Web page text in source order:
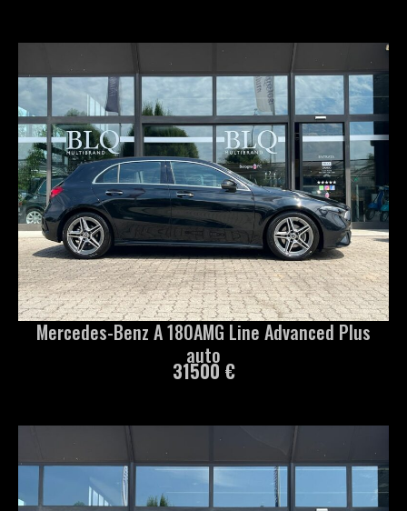
Mercedes-Benz A 180AMG Line Advanced Plus
auto
31500 €